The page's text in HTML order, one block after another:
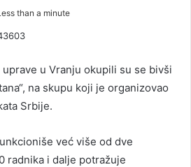
than a minute
u Vranju okupili su se bivši
na skupu koji je organizovao
Srbije.
već više od dve
radnika i dalje potražuje